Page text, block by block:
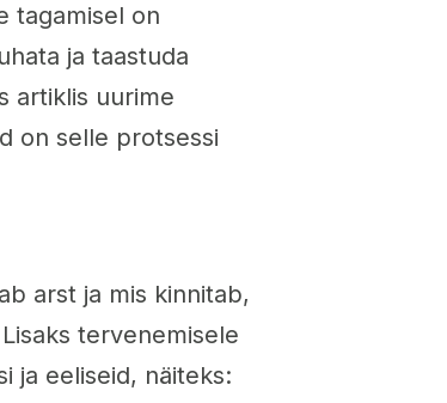
tagamisel on
ja taastuda
artiklis uurime
on selle protsessi
arst ja mis kinnitab,
tervenemisele
ja eeliseid, näiteks: